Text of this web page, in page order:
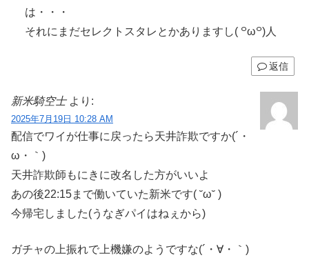
は・・・
それにまだセレクトスタレとかありますし( ꒪ω꒪)人
返信
新米騎空士 より:
2025年7月19日 10:28 AM
配信でワイが仕事に戻ったら天井詐欺ですか(´・
ω・｀)
天井詐欺師もにきに改名した方がいいよ
あの後22:15まで働いていた新米です( ˘ω˘ )
今帰宅しました(うなぎパイはねぇから)
ガチャの上振れで上機嫌のようですな(´・∀・｀)